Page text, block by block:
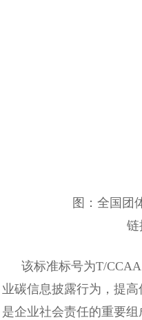
图：全国团
链
该标准标号为T/
业碳信息披露行为，提
是企业社会责任的重要